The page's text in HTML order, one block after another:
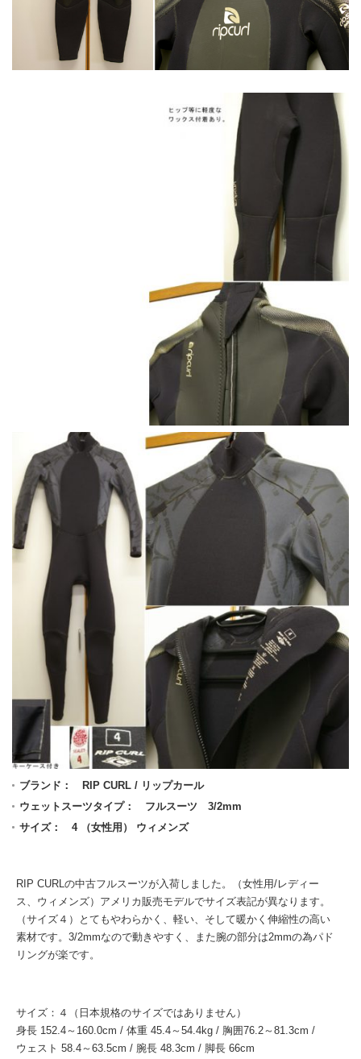
ブランド： RIP CURL / リップカール
ウェットスーツタイプ： フルスーツ 3/2mm
サイズ： 4 （女性用） ウィメンズ
RIP CURLの中古フルスーツが入荷しました。（女性用/レディー
ス、ウィメンズ）アメリカ販売モデルでサイズ表記が異なります。
（サイズ４）とてもやわらかく、軽い、そして暖かく伸縮性の高い
素材です。3/2mmなので動きやすく、また腕の部分は2mmの為パド
リングが楽です。
サイズ：４（日本規格のサイズではありません）
身長 152.4～160.0cm / 体重 45.4～54.4kg / 胸囲76.2～81.3cm /
ウェスト 58.4～63.5cm / 腕長 48.3cm / 脚長 66cm